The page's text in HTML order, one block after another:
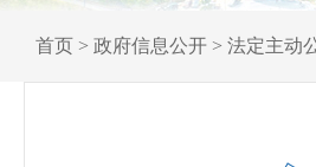
首页 > 政府信息公开 > 法定主动